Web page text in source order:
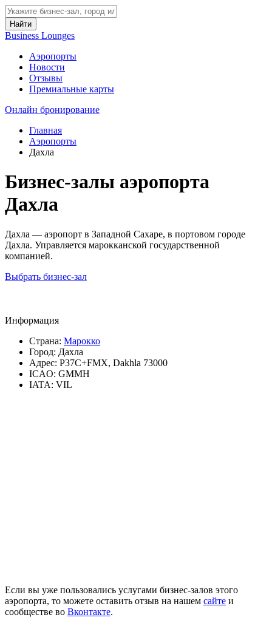
Найти
Business Lounges
Аэропорты
Новости
Отзывы
Премиальные карты
Онлайн бронирование
Главная
Аэропорты
Дахла
Бизнес-залы аэропорта
Дахла
Дахла — аэропорт в Западной Сахаре, в портовом городе
Дахла. Управляется марокканской государственной
компанией.
Выбрать бизнес-зал
Информация
Страна: Марокко
Город: Дахла
Адрес: P37C+FMX, Dakhla 73000
ICAO: GMMH
IATA: VIL
Если вы уже пользовались услугами бизнес-залов этого
аэропорта, то можете оставить отзыв на нашем сайте и
сообществе во Вконтакте.